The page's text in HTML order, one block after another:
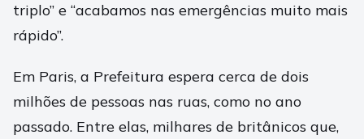
triplo” e “acabamos nas emergências muito mais
rápido”.
Em Paris, a Prefeitura espera cerca de dois
milhões de pessoas nas ruas, como no ano
passado. Entre elas, milhares de britânicos que,